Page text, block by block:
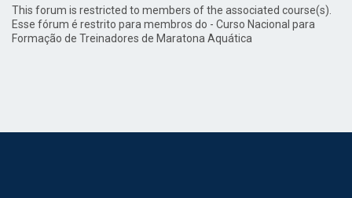
This forum is restricted to members of the associated course(s).
Esse fórum é restrito para membros do - Curso Nacional para
Formação de Treinadores de Maratona Aquática